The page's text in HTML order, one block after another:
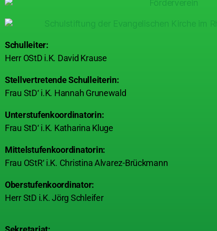
Schulleiter:
Herr OStD i.K. David Krause
Stellvertretende Schulleiterin:
Frau StD‘ i.K. Hannah Grunewald
Unterstufenkoordinatorin:
Frau StD‘ i.K. Katharina Kluge
Mittelstufenkoordinatorin:
Frau OStR‘ i.K. Christina Alvarez-Brückmann
Oberstufenkoordinator:
Herr StD i.K. Jörg Schleifer